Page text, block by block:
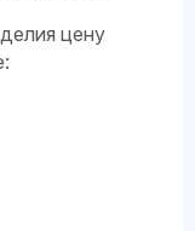
цену